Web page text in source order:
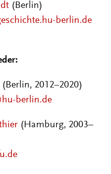
(Berlin)
berlin.de
(Berlin, 2012–2020)
berlin.de
(Hamburg, 2003–